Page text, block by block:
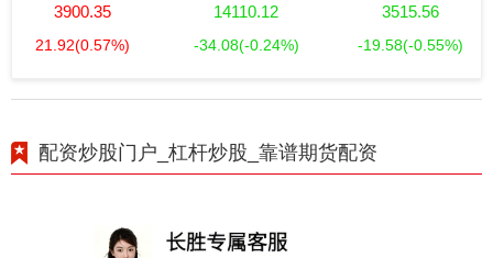
3900.35
21.92(0.57%)
14110.12
-34.08(-0.24%)
3515.56
-19.58(-0.55%)
配资炒股门户_杠杆炒股_靠谱期货配资